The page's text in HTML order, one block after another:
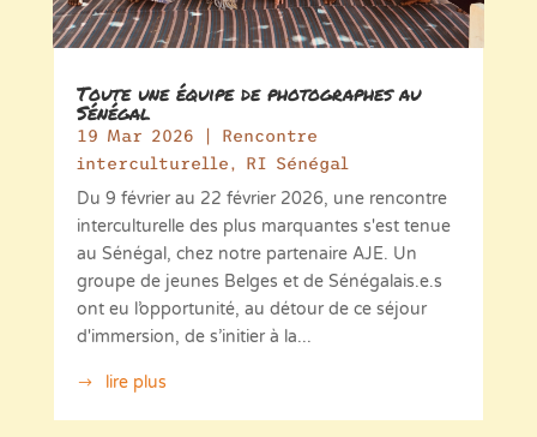
Toute une équipe de photographes au
Sénégal
19 Mar 2026
Rencontre
interculturelle, RI Sénégal
Du 9 février au 22 février 2026, une rencontre
interculturelle des plus marquantes s'est tenue
au Sénégal, chez notre partenaire AJE. Un
groupe de jeunes Belges et de Sénégalais.e.s
ont eu l’opportunité, au détour de ce séjour
d'immersion, de s’initier à la...
lire plus